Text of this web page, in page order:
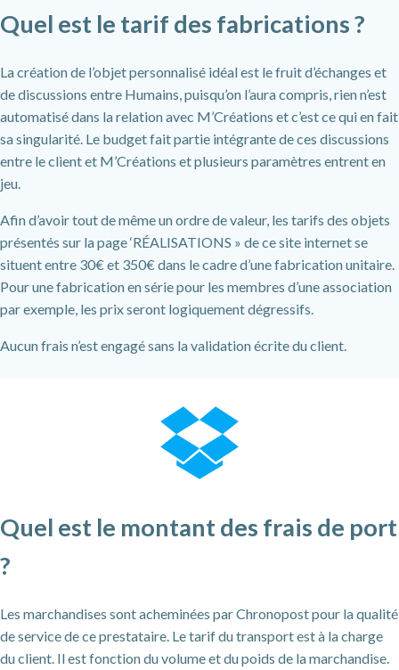
Quel est le tarif des fabrications ?
La création de l’objet personnalisé idéal est le fruit d’échanges et
de discussions entre Humains, puisqu’on l’aura compris, rien n’est
automatisé dans la relation avec M’Créations et c’est ce qui en fait
sa singularité. Le budget fait partie intégrante de ces discussions
entre le client et M’Créations et plusieurs paramètres entrent en
jeu.
Afin d’avoir tout de même un ordre de valeur, les tarifs des objets
présentés sur la page ‘RÉALISATIONS » de ce site internet se
situent entre 30€ et 350€ dans le cadre d’une fabrication unitaire.
Pour une fabrication en série pour les membres d’une association
par exemple, les prix seront logiquement dégressifs.
Aucun frais n’est engagé sans la validation écrite du client.
Quel est le montant des frais de port
?
Les marchandises sont acheminées par Chronopost pour la qualité
de service de ce prestataire. Le tarif du transport est à la charge
du client. Il est fonction du volume et du poids de la marchandise.